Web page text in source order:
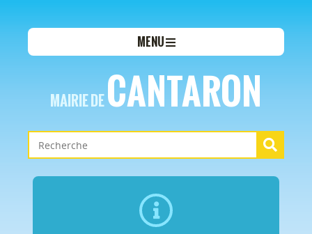
MENU
MAIRIE DECANTARON